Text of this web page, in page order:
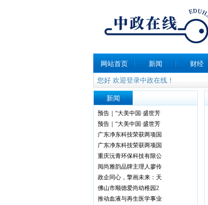
网站首页 新闻 财经
您好 欢迎登录中政在线！
新闻
预告｜“⼤美中国·盛世芳
预告｜“大美中国·盛世芳
广东净东科技荣获两项国
广东净东科技荣获两项国
重庆沅青环保科技有限公
阅尚雅韵品牌主理人廖伶
政企同心，擎画未来：天
佛山市顺德爱尚幼稚园2
推动血液与再生医学事业